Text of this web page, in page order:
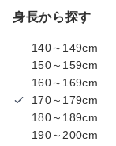
身長から探す
140～149cm
150～159cm
160～169cm
170～179cm
180～189cm
190～200cm